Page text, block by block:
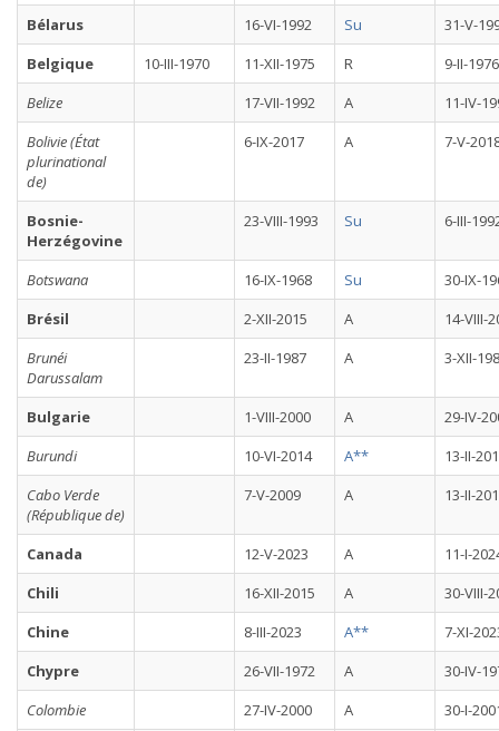
Bélarus
16-VI-1992 Su
31-V-
Belgique
10-III-1970 11-XII-1975 R
9-II-1976
Belize
17-VII-1992 A
11-IV-
Bolivie (État
plurinational
de)
6-IX-2017 A 7-V-
Bosnie-
Herzégovine
23-VIII-1993 Su 6-III-
Botswana 16-IX-1968 Su
30-IX-
Brésil
2-XII-2015 A
14-VIII-
Brunéi
Darussalam
23-II-1987 A 3-XII-
Bulgarie 1-VIII-2000 A
29-IV-
Burundi
10-VI-2014 A**
13-II-
Cabo Verde
(République de)
7-V-2009 A 13-II-
Canada 12-V-2023 A
11-I-
Chili
16-XII-2015 A
30-VIII-
Chine
8-III-2023 A**
7-XI-
Chypre
26-VII-1972 A
30-IV-
Colombie
27-IV-2000 A
30-I-